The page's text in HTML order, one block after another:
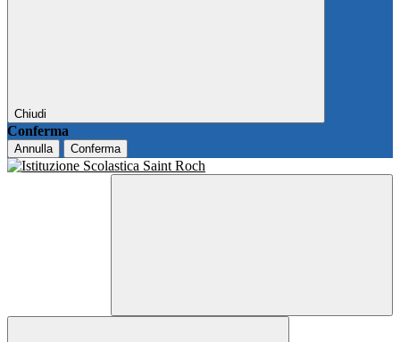
Chiudi
Conferma
Annulla Conferma